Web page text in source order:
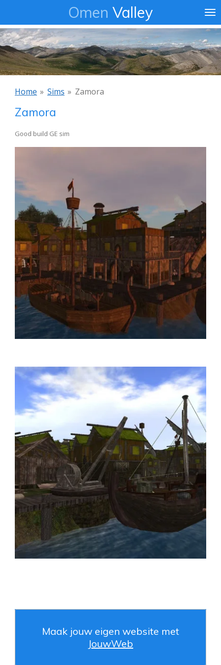
naar
de
hoofdinhoud
Omen Valley
Home » Sims » Zamora
Zamora
Good build GE sim
Maak jouw eigen website met
JouwWeb